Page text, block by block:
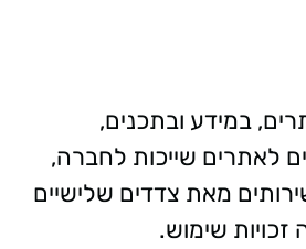
במידע ובתכנים,
לאתרים שייכות לחברה,
מאת צדדים שלישיים
שימוש.